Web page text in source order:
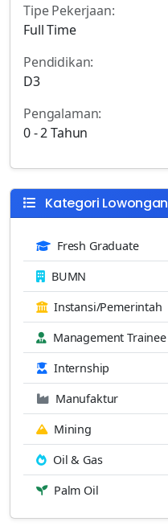
Tipe Pekerjaan:
Full Time
Pendidikan:
D3
Pengalaman:
0 - 2 Tahun
Kategori Lowongan
Fresh Graduate
BUMN
Instansi/Pemerintah
Management Trainee
Internship
Manufaktur
Mining
Oil & Gas
Palm Oil